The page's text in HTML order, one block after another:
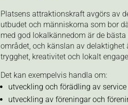
Platsens attraktionskraft avgörs av
utbudet och människorna som bor
med god lokalkännedom är de
området, och känslan av delaktighet
trygghet, kreativitet och lokalt
Det kan exempelvis handla om:
utveckling och förädling av
utveckling av föreningar och